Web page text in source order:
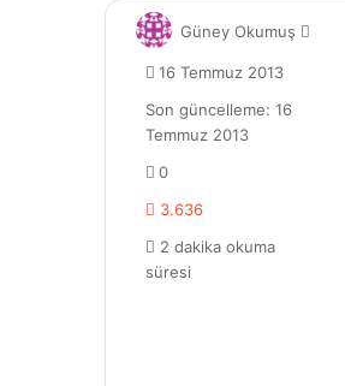
Güney Okumuş
16 Temmuz 2013
Son güncelleme: 16
Temmuz 2013
0
3.636
2 dakika okuma
süresi